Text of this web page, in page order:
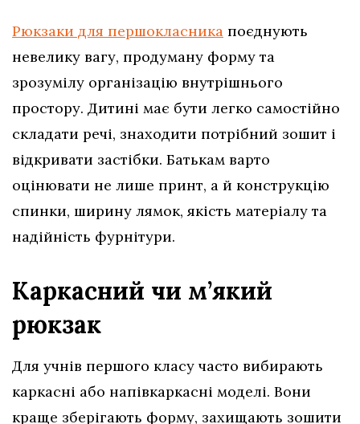
Рюкзаки для першокласника поєднують
невелику вагу, продуману форму та
зрозумілу організацію внутрішнього
простору. Дитині має бути легко самостійно
складати речі, знаходити потрібний зошит і
відкривати застібки. Батькам варто
оцінювати не лише принт, а й конструкцію
спинки, ширину лямок, якість матеріалу та
надійність фурнітури.
Каркасний чи м’який
рюкзак
Для учнів першого класу часто вибирають
каркасні або напівкаркасні моделі. Вони
краще зберігають форму, захищають зошити